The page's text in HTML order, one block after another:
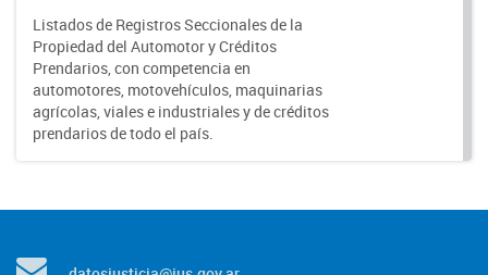
Listados de Registros Seccionales de la
Propiedad del Automotor y Créditos
Prendarios, con competencia en
automotores, motovehículos, maquinarias
agrícolas, viales e industriales y de créditos
prendarios de todo el país.